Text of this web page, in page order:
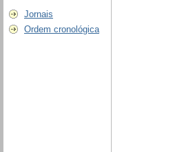
Jornais
Ordem cronológica